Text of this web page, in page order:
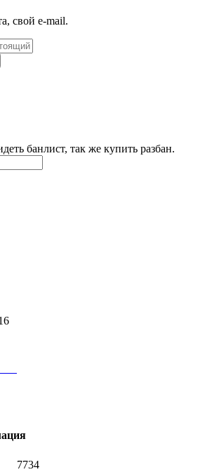
свой e-mail.
банлист, так же купить разбан.
7734